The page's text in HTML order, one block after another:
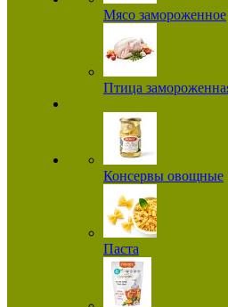
Мясо замороженное
Птица
Консервы овощные
Паста